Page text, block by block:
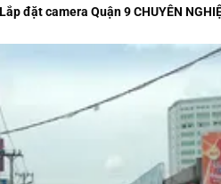
Lắp đặt camera Quận 9​ CHUYÊN